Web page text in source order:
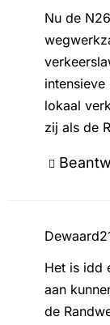
Nu de
lokaal
zij als de
Dewaard
Het is idd
aan
de